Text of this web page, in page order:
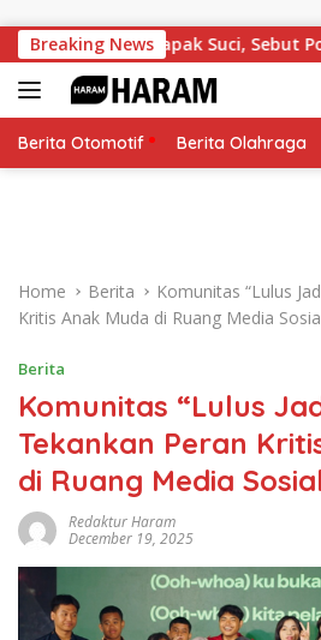
Breaking News
Tapak Suci, Sebut Polri
Berita Otomotif Berita Olahraga
Home Berita
Komunitas “Lulus
Kritis Anak Muda di Ruang Media
Berita
Komunitas “Lulus
Tekankan Peran
di Ruang Media Sosial
Redaktur Haram
December 19, 2025